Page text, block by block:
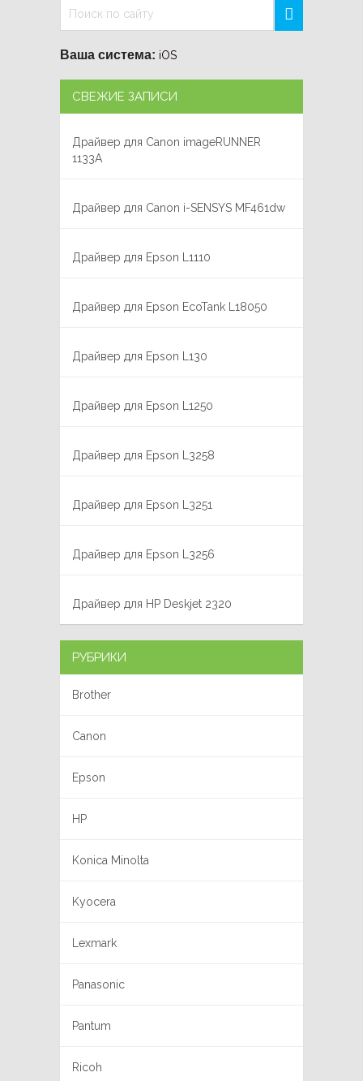
Ваша система: iOS
СВЕЖИЕ ЗАПИСИ
Драйвер для Canon imageRUNNER
1133A
Драйвер для Canon i-SENSYS MF461dw
Драйвер для Epson L1110
Драйвер для Epson EcoTank L18050
Драйвер для Epson L130
Драйвер для Epson L1250
Драйвер для Epson L3258
Драйвер для Epson L3251
Драйвер для Epson L3256
Драйвер для HP Deskjet 2320
РУБРИКИ
Brother
Canon
Epson
HP
Konica Minolta
Kyocera
Lexmark
Panasonic
Pantum
Ricoh